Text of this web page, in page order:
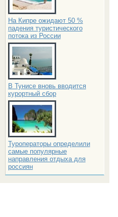
На Кипре ожидают 50 %
падения туристического
потока из России
В Тунисе вновь вводится
курортный сбор
Туроператоры определили
самые популярные
направления отдыха для
россиян